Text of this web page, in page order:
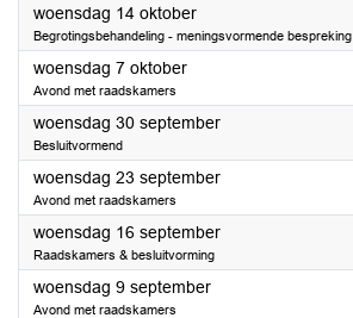
woensdag 14 oktober2026
Begrotingsbehandeling - meningsvormende bespreking
woensdag 7 oktober2026
Avond met raadskamers
woensdag 30 september2026
Besluitvormend
woensdag 23 september2026
Avond met raadskamers
woensdag 16 september2026
Raadskamers & besluitvorming
woensdag 9 september2026
Avond met raadskamers